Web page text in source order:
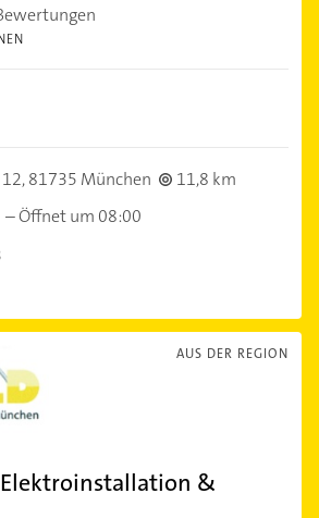
81735 München
11,8 km
–Öffnet um 08:00
AUS DER REGION
&